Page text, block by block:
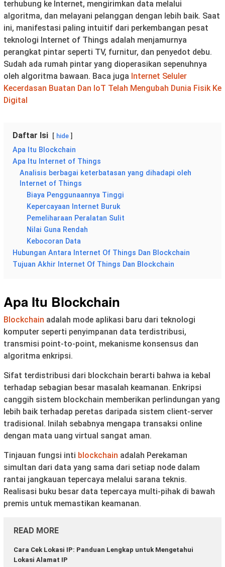
terhubung ke Internet, mengirimkan data melalui
algoritma, dan melayani pelanggan dengan lebih baik. Saat
ini, manifestasi paling intuitif dari perkembangan pesat
teknologi Internet of Things adalah menjamurnya
perangkat pintar seperti TV, furnitur, dan penyedot debu.
Sudah ada rumah pintar yang dioperasikan sepenuhnya
oleh algoritma bawaan. Baca juga Internet Seluler
Kecerdasan Buatan Dan IoT Telah Mengubah Dunia Fisik Ke
Digital
Daftar Isi hide
Apa Itu Blockchain
Apa Itu Internet of Things
Analisis berbagai keterbatasan yang dihadapi oleh
Internet of Things
Biaya Penggunaannya Tinggi
Kepercayaan Internet Buruk
Pemeliharaan Peralatan Sulit
Nilai Guna Rendah
Kebocoran Data
Hubungan Antara Internet Of Things Dan Blockchain
Tujuan Akhir Internet Of Things Dan Blockchain
Apa Itu Blockchain
Blockchain adalah mode aplikasi baru dari teknologi
komputer seperti penyimpanan data terdistribusi,
transmisi point-to-point, mekanisme konsensus dan
algoritma enkripsi.
Sifat terdistribusi dari blockchain berarti bahwa ia kebal
terhadap sebagian besar masalah keamanan. Enkripsi
canggih sistem blockchain memberikan perlindungan yang
lebih baik terhadap peretas daripada sistem client-server
tradisional. Inilah sebabnya mengapa transaksi online
dengan mata uang virtual sangat aman.
Tinjauan fungsi inti blockchain adalah Perekaman
simultan dari data yang sama dari setiap node dalam
rantai jangkauan tepercaya melalui sarana teknis.
Realisasi buku besar data tepercaya multi-pihak di bawah
premis untuk memastikan keamanan.
READ MORE
Cara Cek Lokasi IP: Panduan Lengkap untuk Mengetahui
Lokasi Alamat IP